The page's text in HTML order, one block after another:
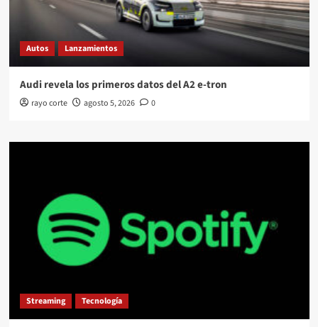
Autos Lanzamientos
Audi revela los primeros datos del A2 e-tron
rayo corte agosto 5, 2026 0
Streaming Tecnología